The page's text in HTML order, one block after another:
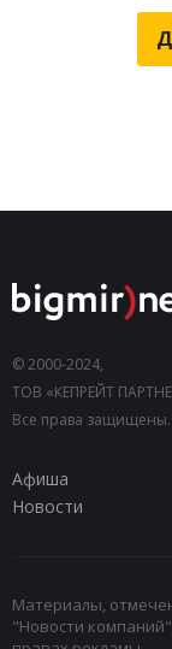
© 2000-2024,
ТОВ «КЕПРЕЙТ
Все права защищены.
Афиша
Новости
Материалы,
"Новости